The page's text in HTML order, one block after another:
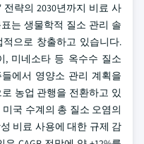
전략의 2030년까지 비료 사
는 생물학적 질소 관리 솔
으로 창출하고 있습니다.
, 미네소타 등 옥수수 질소
에서 영양소 관리 계획을
농업 관행을 전환하고 있
국 수계의 총 질소 오염의
비료 사용에 대한 규제 감